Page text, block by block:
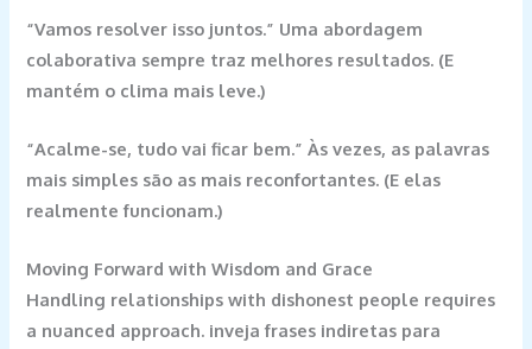
“Vamos resolver isso juntos.” Uma abordagem
colaborativa sempre traz melhores resultados. (E
mantém o clima mais leve.)
“Acalme-se, tudo vai ficar bem.” Às vezes, as palavras
mais simples são as mais reconfortantes. (E elas
realmente funcionam.)
Moving Forward with Wisdom and Grace
Handling relationships with dishonest people requires
a nuanced approach. inveja frases indiretas para